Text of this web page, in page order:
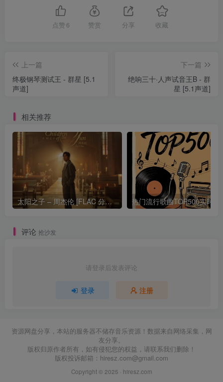
点赞 6 赞赏 分享 收藏
上一篇
终极钢琴测试王 - 群星 [5.1
声道]
下一篇
绝响三十·人声试音王B - 群
星 [5.1声道]
相关推荐
太阳之子 – 周杰伦 [FLAC 分轨 192Khz 24bit]
评论 抢沙发
请登录后发表评论
登录 注册
资源网盘分享，本站的服务器不储存音乐资源！数据来自网络采集，网
友分享。
版权归原作者所有，如有侵犯您的权益，请联系我们删除！
版权投诉邮箱： hiresz.com@gmail.com
Copyright © 2025 · hiresz.com